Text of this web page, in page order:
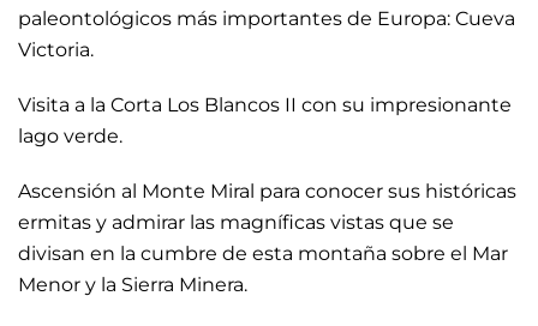
paleontológicos más importantes de Europa: Cueva
Victoria.
Visita a la Corta Los Blancos II con su impresionante
lago verde.
Ascensión al Monte Miral para conocer sus históricas
ermitas y admirar las magníficas vistas que se
divisan en la cumbre de esta montaña sobre el Mar
Menor y la Sierra Minera.